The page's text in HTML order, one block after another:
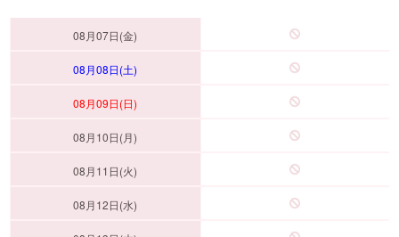
08月07日(金)
08月08日(土)
08月09日(日)
08月10日(月)
08月11日(火)
08月12日(水)